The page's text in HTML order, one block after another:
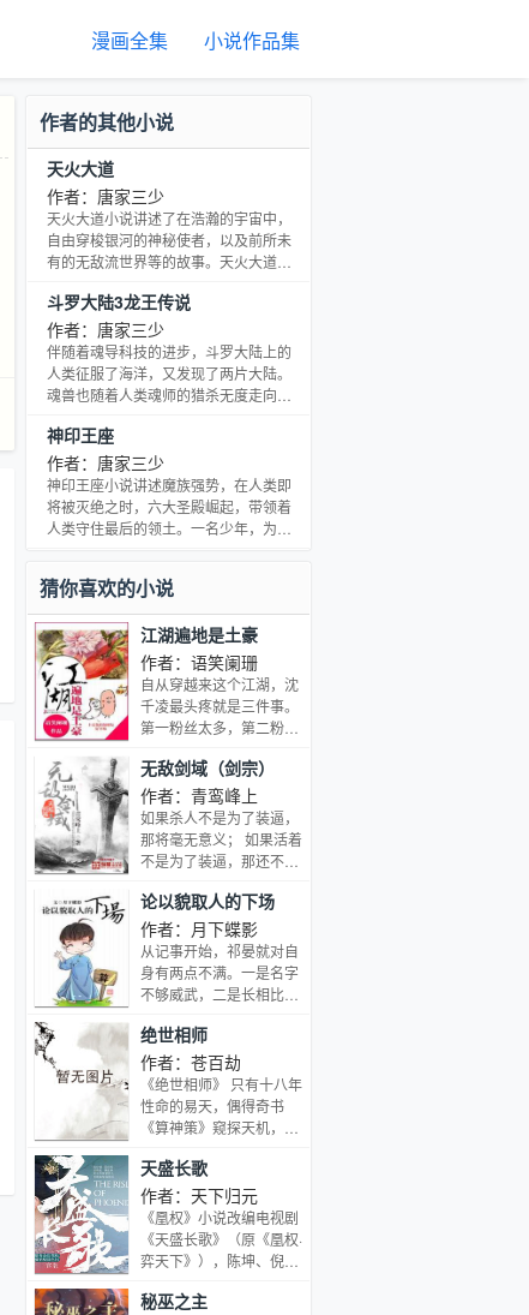
漫画全集 小说作品集
作者的其他小说
天火大道
作者：唐家三少
天火大道小说讲述了在浩瀚的宇宙中，
自由穿梭银河的神秘使者，以及前所未
有的无敌流世界等的故事。天火大道是
有着一百六十八间店铺，每一位店铺的
主人，都是一位强大的异能者。绰号宙
斯的佣兵界之王，因为妻子在意...
斗罗大陆3龙王传说
作者：唐家三少
伴随着魂导科技的进步，斗罗大陆上的
人类征服了海洋，又发现了两片大陆。
魂兽也随着人类魂师的猎杀无度走向灭
林最后的净土苏醒，它要带领仅存的族
人，向人类复仇！唐舞麟立志要成为一
名强大的魂师，可当武魂觉醒时，苏醒
的，却是……旷世之才，龙王之争，我
们的龙王传说，将由此开始。。。
神印王座
作者：唐家三少
神印王座小说讲述魔族强势，在人类即
将被灭绝之时，六大圣殿崛起，带领着
人类守住最后的领土。一名少年，为救
七十二柱魔神相互倾轧的世界，他能否
登上象征着骑士最高荣耀的神印王座？
猜你喜欢的小说
江湖遍地是土豪
作者：语笑阑珊
自从穿越来这个江湖，沈
千凌最头疼就是三件事。
第一粉丝太多，第二粉丝
多。 秦少宇：山下又来了
一堆百姓，说想跟你学降
雨。 沈千凌震惊，我什么
时候掌握了这种技能？ 江
湖难道不应该血雨又腥
一下啊！
无敌剑域（剑宗）
作者：青鸾峰上
如果杀人不是为了装逼，
那将毫无意义； 如果活着
不是为了装逼，那还不如
遍野，装，就装他个巅峰
不败！
论以貌取人的下场
作者：月下蝶影
从记事开始，祁晏就对自
身有两点不满。一是名字
不够威武，二是长相比名
一切并不影响他走上钢牙
小白兔的康庄大道。 作者
语言流畅自然，字里行间
充满真实的生活气息。开
篇准确的把握住主角形
材方面，金手指逆袭兼具
充满传奇色彩的玄学元
素，大大增添了文章的可
看性。
绝世相师
作者：苍百劫
《绝世相师》 只有十八年
性命的易天，偶得奇书
《算神策》窥探天机，从
斗，与妖斗，与天斗的劫
运之路！且看他如何成就
史上第一相师的称号！
天盛长歌
作者：天下归元
《凰权》小说改编电视剧
《天盛长歌》（原《凰权·
弈天下》），陈坤、倪妮
秘巫之主